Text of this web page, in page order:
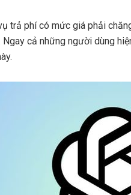
trả phí có mức giá phải
cả những người dùng